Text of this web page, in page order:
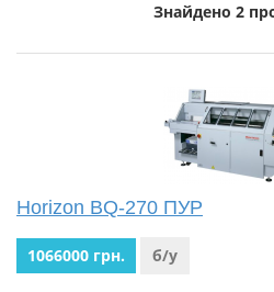
Знайдено 2
Horizon BQ-270 ПУР
1066000 грн. б/у